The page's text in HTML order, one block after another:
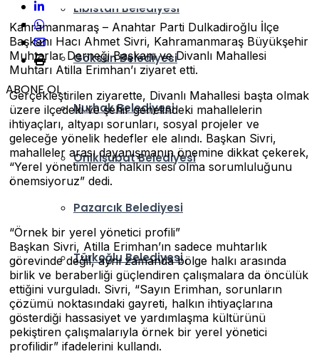
Elbistan Belediyesi
Göksun Belediyesi
Nurhak Belediyesi
Onikişubat Belediyesi
Pazarcık Belediyesi
Türkoğlu Belediyesi
ABONE OL
Kahramanmaraş – Anahtar Parti Dulkadiroğlu İlçe
Başkanı Hacı Ahmet Sivri, Kahramanmaraş Büyükşehir
Muhtarlar Derneği Başkanı ve Divanlı Mahallesi
Muhtarı Atilla Erimhan’ı ziyaret etti.
Gerçekleştirilen ziyarette, Divanlı Mahallesi başta olmak
üzere ilçedeki ve şehir genelindeki mahallelerin
ihtiyaçları, altyapı sorunları, sosyal projeler ve
geleceğe yönelik hedefler ele alındı. Başkan Sivri,
mahalleler arası dayanışmanın önemine dikkat çekerek,
“Yerel yönetimlerde halkın sesi olma sorumluluğunu
önemsiyoruz” dedi.
“Örnek bir yerel yönetici profili”
Başkan Sivri, Atilla Erimhan’ın sadece muhtarlık
görevinde değil, aynı zamanda bölge halkı arasında
birlik ve beraberliği güçlendiren çalışmalara da öncülük
ettiğini vurguladı. Sivri, “Sayın Erimhan, sorunların
çözümü noktasındaki gayreti, halkın ihtiyaçlarına
gösterdiği hassasiyet ve yardımlaşma kültürünü
pekiştiren çalışmalarıyla örnek bir yerel yönetici
profilidir” ifadelerini kullandı.